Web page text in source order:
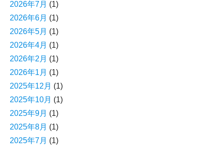
2026年7月 (1)
2026年6月 (1)
2026年5月 (1)
2026年4月 (1)
2026年2月 (1)
2026年1月 (1)
2025年12月 (1)
2025年10月 (1)
2025年9月 (1)
2025年8月 (1)
2025年7月 (1)